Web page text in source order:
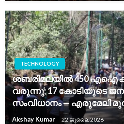
TECHNOLOGY
ശബരിമലയിൽ 450 എഐ
വരുന്നു; 17 കോടിയുടെ
സംവിധാനം — എരുമേലി
Akshay Kumar 22 ജൂലൈ 2026